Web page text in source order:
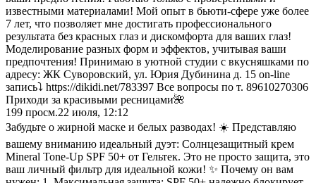
известными материалами! Мой опыт в бьюти-сфере уже более
7 лет, что позволяет мне достигать профессионального
результата без красных глаз и дискомфорта для ваших глаз!
Моделирование разных форм и эффектов, учитывая ваши
предпочтения! Принимаю в уютной студии с вкусняшками по
адресу: ЖК Суворовский, ул. Юрия Дубинина д. 15 on-line
запись⤵️ https://dikidi.net/783397 Все вопросы по т. 89610270306
Приходи за красивыми ресницами🌺
199 просм.22 июля, 12:12
Забудьте о жирной маске и белых разводах! ☀️ Представляю
вашему вниманию идеальный дуэт: Солнцезащитный крем
Mineral Tone-Up SPF 50+ от Гельтек. Это не просто защита, это
ваш личный фильтр для идеальной кожи! ✨ Почему он вам